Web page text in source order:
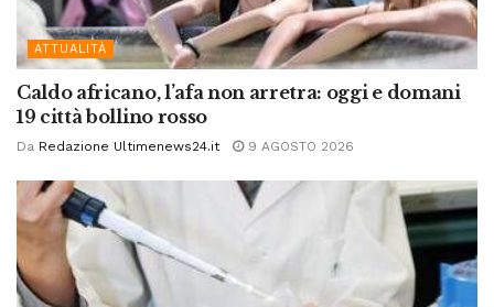
ATTUALITÀ
Caldo africano, l’afa non arretra: oggi e domani
19 città bollino rosso
Da Redazione Ultimenews24.it 9 AGOSTO 2026